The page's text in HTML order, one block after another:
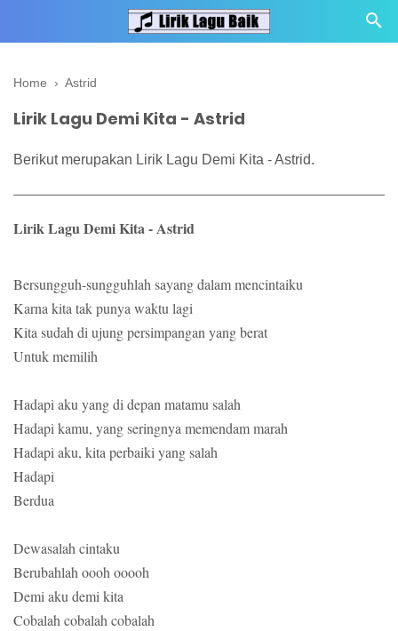
Home › Astrid
Lirik Lagu Demi Kita - Astrid
Berikut merupakan Lirik Lagu Demi Kita - Astrid.
Lirik Lagu Demi Kita - Astrid
Bersungguh-sungguhlah sayang dalam mencintaiku
Karna kita tak punya waktu lagi
Kita sudah di ujung persimpangan yang berat
Untuk memilih
Hadapi aku yang di depan matamu salah
Hadapi kamu, yang seringnya memendam marah
Hadapi aku, kita perbaiki yang salah
Hadapi
Berdua
Dewasalah cintaku
Berubahlah oooh ooooh
Demi aku demi kita
Cobalah cobalah cobalah